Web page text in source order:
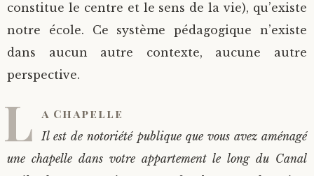
constitue le centre et le sens de la vie), qu’existe
notre école. Ce système pédagogique n’existe
dans aucun autre contexte, aucune autre
perspective.
L a Chapelle
Il est de notoriété publique que vous avez aménagé
une chapelle dans votre appartement le long du Canal